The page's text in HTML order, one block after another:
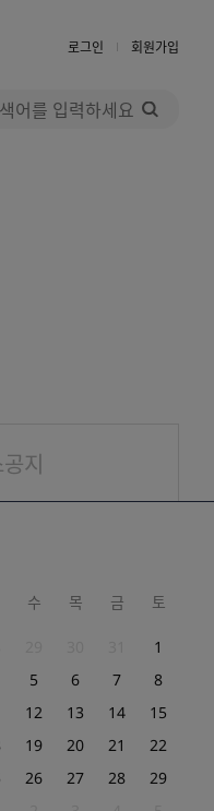
로그인 회원가입
검
색
지
수 목 금 토
1
5 6 7
8
12 13 14
15
19 20 21
22
26 27 28
29